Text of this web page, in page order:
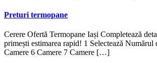
Preturi termopane
Cerere Ofertă Termopane Iași Completează
primești estimarea rapid! 1 Selectează
Camere 6 Camere 7 Camere […]